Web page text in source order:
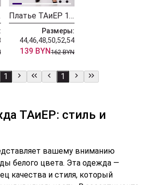
Платье ТАиЕР 1238 белый
Размеры:
44,46,48,50,52,54
139 BYN162 BYN
1 1
ТАиЕР: стиль и
вашему вниманию
белого цвета. Эта одежда —
качества и стиля, который